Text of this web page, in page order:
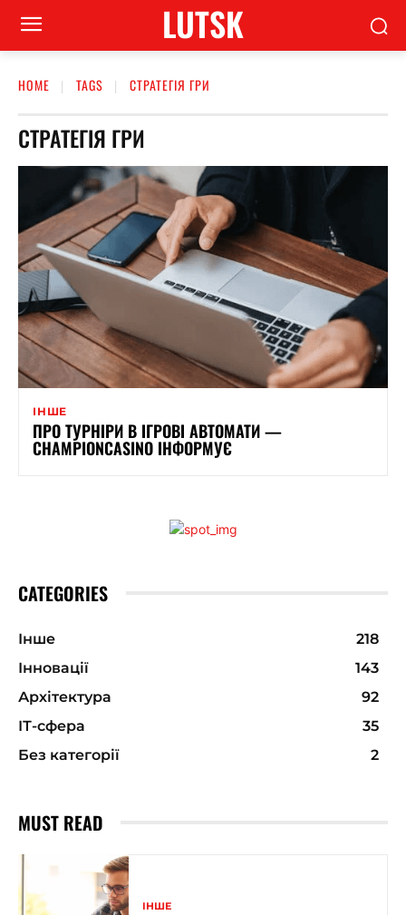
LUTSK
HOME TAGS СТРАТЕГІЯ ГРИ
СТРАТЕГІЯ ГРИ
ІНШЕ
ПРО ТУРНІРИ В ІГРОВІ АВТОМАТИ —
CHAMPIONCASINO ІНФОРМУЄ
CATEGORIES
Інше
218
Інновації
143
Архітектура
92
ІТ-сфера
35
Без категорії
2
MUST READ
ІНШЕ